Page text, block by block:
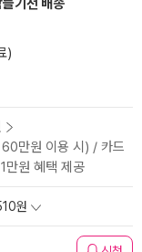
기전 배송
)
만원 이용 시) / 카드
만원 혜택 제공
원